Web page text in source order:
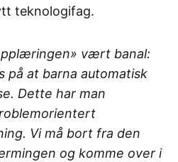
teknologifag.
vært banal:
på at barna automatisk
Dette har man
Vi må bort fra den
og komme over i